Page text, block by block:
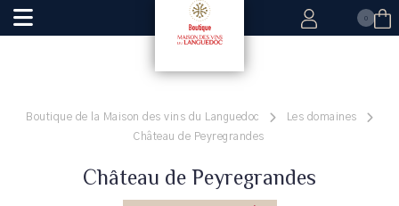
0
Boutique de la Maison des vins du Languedoc
Les domaines
Château de Peyregrandes
Château de Peyregrandes